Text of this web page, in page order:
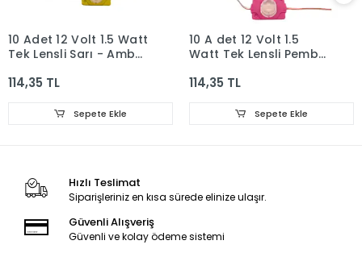
10 Adet 12 Volt 1.5 Watt
Tek Lensli Sarı - Amber
114,35 TL
Sepete Ekle
10 A det 12 Volt 1.5
Watt Tek Lensli Pembe
114,35 TL
Sepete Ekle
Hızlı Teslimat
Siparişleriniz en kısa sürede elinize ulaşır.
Güvenli Alışveriş
Güvenli ve kolay ödeme sistemi